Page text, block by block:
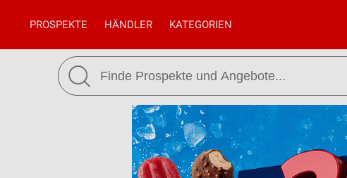
PROSPEKTE HÄNDLER KATEGORIEN